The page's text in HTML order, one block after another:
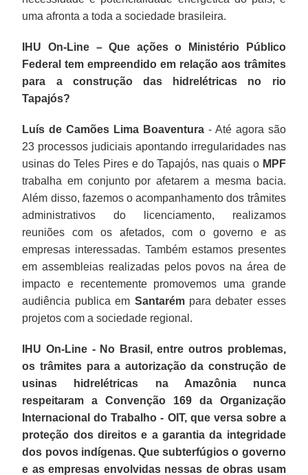
uma afronta a toda a sociedade brasileira.
IHU On-Line – Que ações o Ministério Público
Federal tem empreendido em relação aos trâmites
para a construção das hidrelétricas no rio
Tapajós?
Luís de Camões Lima Boaventura - Até agora são
23 processos judiciais apontando irregularidades nas
usinas do Teles Pires e do Tapajós, nas quais o MPF
trabalha em conjunto por afetarem a mesma bacia.
Além disso, fazemos o acompanhamento dos trâmites
administrativos do licenciamento, realizamos
reuniões com os afetados, com o governo e as
empresas interessadas. Também estamos presentes
em assembleias realizadas pelos povos na área de
impacto e recentemente promovemos uma grande
audiência publica em Santarémpara debater esses
projetos com a sociedade regional.
IHU On-Line - No Brasil, entre outros problemas,
os trâmites para a autorização da construção de
usinas hidrelétricas na Amazônia nunca
respeitaram a Convenção 169 da Organização
Internacional do Trabalho - OIT, que versa sobre a
proteção dos direitos e a garantia da integridade
dos povos indígenas. Que subterfúgios o governo
e as empresas envolvidas nessas de obras usam